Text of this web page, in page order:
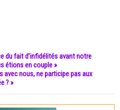
du fait d’infidélités avant notre
étions en couple »
avec nous, ne participe pas aux
? »